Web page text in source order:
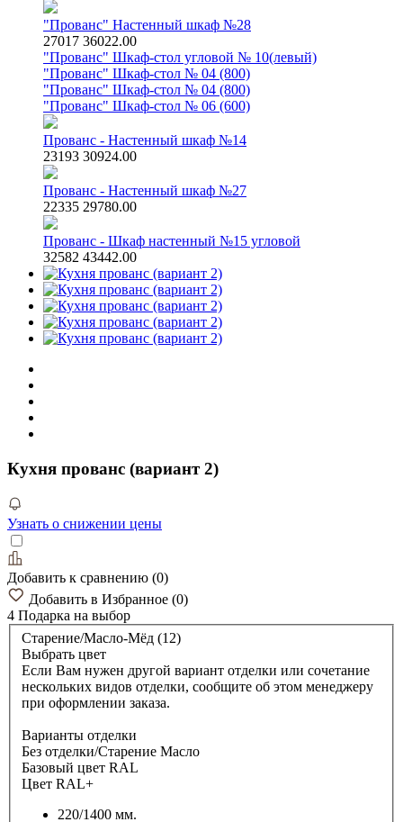
"Прованс" Настенный шкаф №28
27017 36022.00
"Прованс" Шкаф-стол угловой № 10(левый)
"Прованс" Шкаф-стол № 04 (800)
"Прованс" Шкаф-стол № 04 (800)
"Прованс" Шкаф-стол № 06 (600)
Прованс - Настенный шкаф №14
23193 30924.00
Прованс - Настенный шкаф №27
22335 29780.00
Прованс - Шкаф настенный №15 угловой
32582 43442.00
Кухня прованс (вариант 2)
Узнать о снижении цены
Добавить к сравнению (0)
Добавить в Избранное (0)
4 Подарка на выбор
Старение/Масло-Мёд (12)
Выбрать цвет
Если Вам нужен другой вариант отделки или сочетание
нескольких видов отделки, сообщите об этом менеджеру
при оформлении заказа.
Варианты отделки
Без отделки/Старение Масло
Базовый цвет RAL
Цвет RAL+
220/1400 мм.